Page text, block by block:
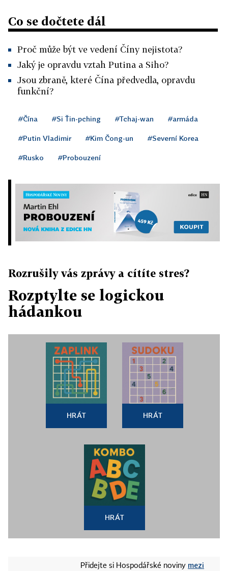
Co se dočtete dál
Proč může být ve vedení Číny nejistota?
Jaký je opravdu vztah Putina a Siho?
Jsou zbraně, které Čína předvedla, opravdu
funkční?
#Čína #Si Ťin-pching #Tchaj-wan #armáda
#Putin Vladimir #Kim Čong-un #Severní Korea
#Rusko #Probouzení
Rozrušily vás zprávy a cítíte stres?
Rozptylte se logickou
hádankou
HRÁT HRÁT
HRÁT
Přidejte si Hospodářské noviny mezi